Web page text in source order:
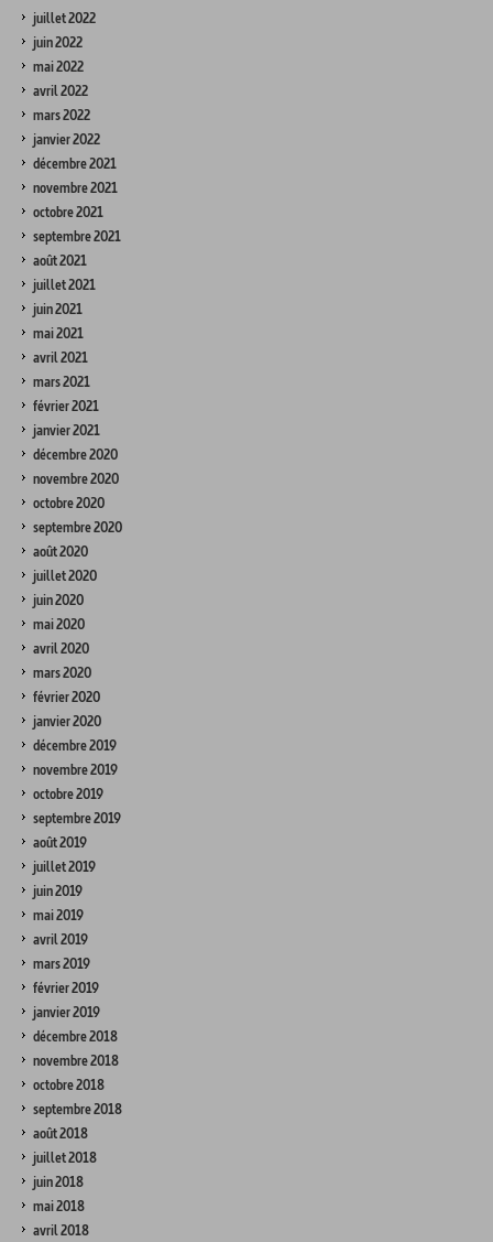
juillet 2022
juin 2022
mai 2022
avril 2022
mars 2022
janvier 2022
décembre 2021
novembre 2021
octobre 2021
septembre 2021
août 2021
juillet 2021
juin 2021
mai 2021
avril 2021
mars 2021
février 2021
janvier 2021
décembre 2020
novembre 2020
octobre 2020
septembre 2020
août 2020
juillet 2020
juin 2020
mai 2020
avril 2020
mars 2020
février 2020
janvier 2020
décembre 2019
novembre 2019
octobre 2019
septembre 2019
août 2019
juillet 2019
juin 2019
mai 2019
avril 2019
mars 2019
février 2019
janvier 2019
décembre 2018
novembre 2018
octobre 2018
septembre 2018
août 2018
juillet 2018
juin 2018
mai 2018
avril 2018